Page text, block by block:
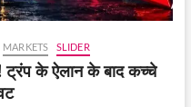
MARKETS SLIDER
के ऐलान के बाद कच्चे